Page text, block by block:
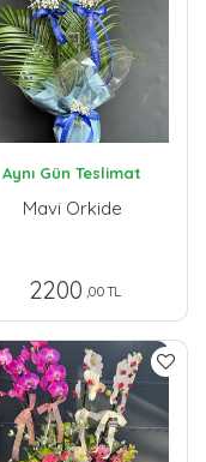
Aynı Gün Teslimat
Mavi Orkide
2200 ,00 TL